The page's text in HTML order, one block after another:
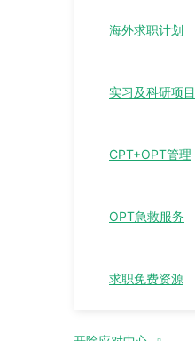
海外求职计划
实习及科研项目
CPT+OPT管理
OPT急救服务
求职免费资源